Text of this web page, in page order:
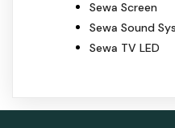
Sewa Screen
Sewa Sound
Sewa TV LED